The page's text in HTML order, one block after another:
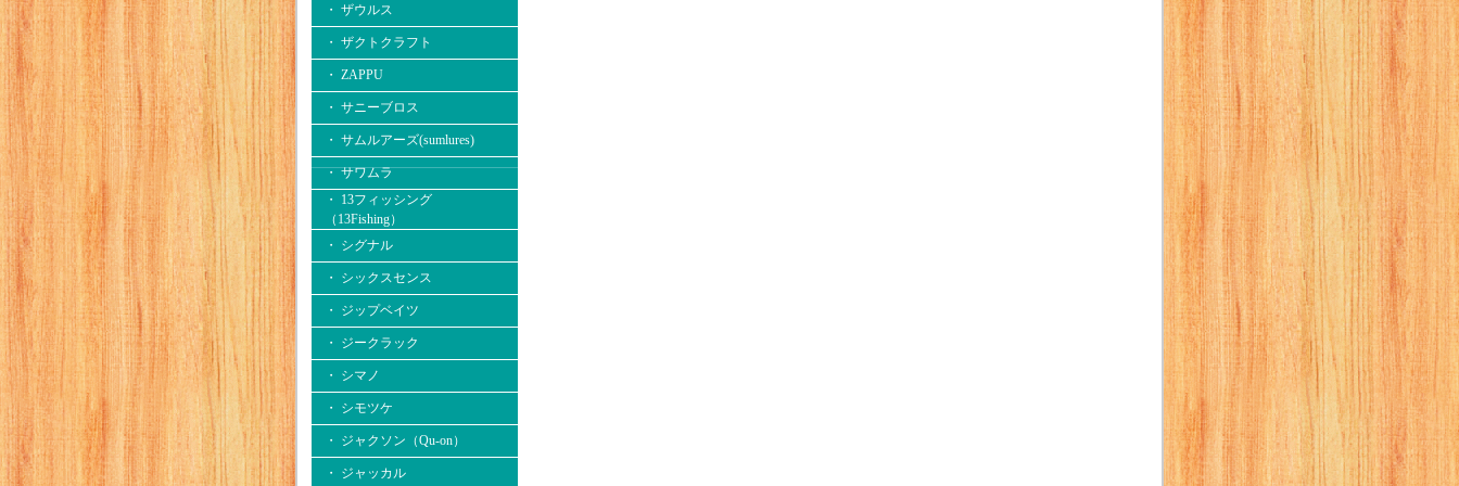
・ ザウルス
・ ザクトクラフト
・ ZAPPU
・ サニーブロス
・ サムルアーズ(sumlures)
・ サワムラ
・ 13フィッシング
（13Fishing）
・ シグナル
・ シックスセンス
・ ジップベイツ
・ ジークラック
・ シマノ
・ シモツケ
・ ジャクソン（Qu-on）
・ ジャッカル